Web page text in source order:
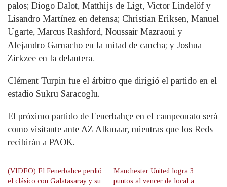
palos; Diogo Dalot, Matthijs de Ligt, Victor Lindelöf y
Lisandro Martínez en defensa; Christian Eriksen, Manuel
Ugarte, Marcus Rashford, Noussair Mazraoui y
Alejandro Garnacho en la mitad de cancha; y Joshua
Zirkzee en la delantera.
Clément Turpin fue el árbitro que dirigió el partido en el
estadio Sukru Saracoglu.
El próximo partido de Fenerbahçe en el campeonato será
como visitante ante AZ Alkmaar, mientras que los Reds
recibirán a PAOK.
(VIDEO) El Fenerbahce perdió
el clásico con Galatasaray y su
Manchester United logra 3
puntos al vencer de local a